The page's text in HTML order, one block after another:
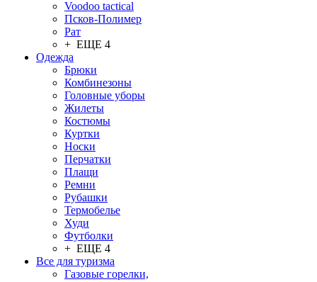
Voodoo tactical
Псков-Полимер
Рат
+ ЕЩЕ 4
Одежда
Брюки
Комбинезоны
Головные уборы
Жилеты
Костюмы
Куртки
Носки
Перчатки
Плащи
Ремни
Рубашки
Термобелье
Худи
Футболки
+ ЕЩЕ 4
Все для туризма
Газовые горелки,